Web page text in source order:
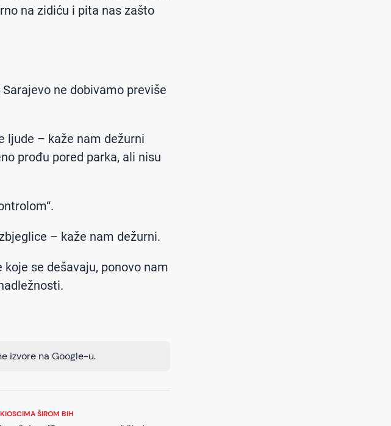
na zidiću i pita nas zašto
ne dobivamo previše
ljude – kaže nam dežurni
prođu pored parka, ali nisu
– kaže nam dežurni.
se dešavaju, ponovo nam
izvore na Google-u.
ŠIROM BIH